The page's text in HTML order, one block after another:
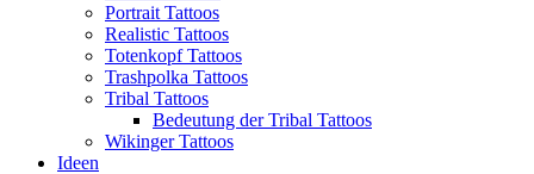
Portrait Tattoos
Realistic Tattoos
Totenkopf Tattoos
Trashpolka Tattoos
Tribal Tattoos
Bedeutung der Tribal Tattoos
Wikinger Tattoos
Ideen